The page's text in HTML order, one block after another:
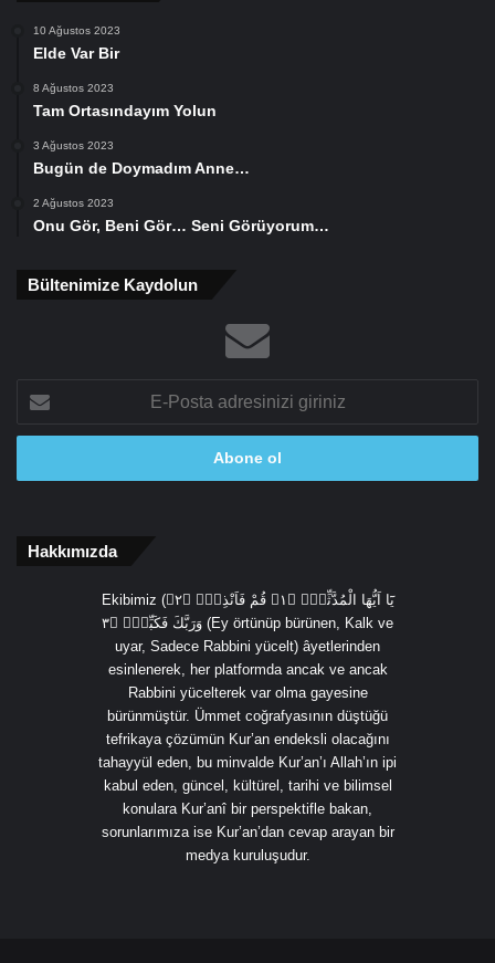
10 Ağustos 2023
Elde Var Bir
8 Ağustos 2023
Tam Ortasındayım Yolun
3 Ağustos 2023
Bugün de Doymadım Anne…
2 Ağustos 2023
Onu Gör, Beni Gör… Seni Görüyorum…
Bültenimize Kaydolun
Posta
adresinizi
Hakkımızda
Ekibimiz (يَٓا اَيُّهَا الْمُدَّثِّرُۙ ﴿١﴾ قُمْ فَاَنْذِرْۙ ﴿٢﴾
وَرَبَّكَ فَكَبِّرْۙ ﴿٣ (Ey örtünüp bürünen, Kalk ve
uyar, Sadece Rabbini yücelt) âyetlerinden
esinlenerek, her platformda ancak ve ancak
Rabbini yücelterek var olma gayesine
bürünmüştür. Ümmet coğrafyasının düştüğü
tefrikaya çözümün Kur’an endeksli olacağını
tahayyül eden, bu minvalde Kur’an’ı Allah’ın ipi
kabul eden, güncel, kültürel, tarihi ve bilimsel
konulara Kur’anî bir perspektifle bakan,
sorunlarımıza ise Kur’an’dan cevap arayan bir
medya kuruluşudur.